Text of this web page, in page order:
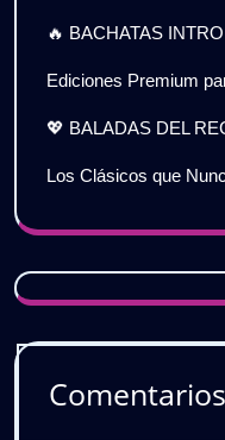
🔥 BACHATAS
Ediciones Premium
💖 BALADAS DEL
Los Clásicos que